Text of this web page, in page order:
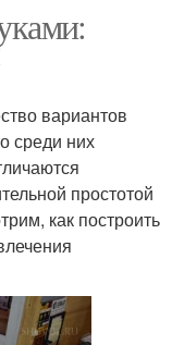
вариантов
среди них
простотой
как построить